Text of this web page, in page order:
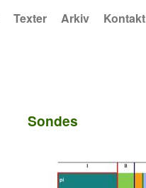
Texter Arkiv Kontakt
Sondes